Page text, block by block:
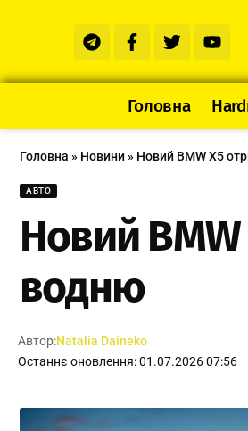
Головна
Головна » Новини» Новий BMW X5
АВТО
Новий
водню
Останнє оновлення: 01.07.2026 07:56
Автор:Natalia Daineko